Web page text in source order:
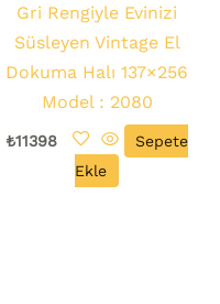
Gri Rengiyle Evinizi
Süsleyen Vintage El
Dokuma Halı 137×256
Model : 2080
₺11398
Sepete
Ekle